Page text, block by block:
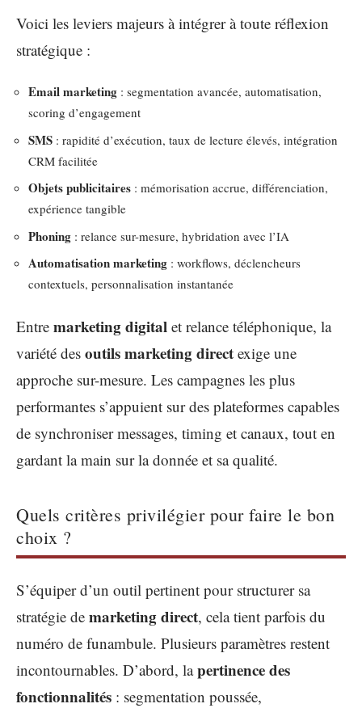
Voici les leviers majeurs à intégrer à toute réflexion
stratégique :
Email marketing : segmentation avancée, automatisation,
scoring d’engagement
SMS : rapidité d’exécution, taux de lecture élevés, intégration
CRM facilitée
Objets publicitaires : mémorisation accrue, différenciation,
expérience tangible
Phoning : relance sur-mesure, hybridation avec l’IA
Automatisation marketing : workflows, déclencheurs
contextuels, personnalisation instantanée
Entre marketing digital et relance téléphonique, la
variété des outils marketing direct exige une
approche sur-mesure. Les campagnes les plus
performantes s’appuient sur des plateformes capables
de synchroniser messages, timing et canaux, tout en
gardant la main sur la donnée et sa qualité.
Quels critères privilégier pour faire le bon
choix ?
S’équiper d’un outil pertinent pour structurer sa
stratégie de marketing direct, cela tient parfois du
numéro de funambule. Plusieurs paramètres restent
incontournables. D’abord, lapertinence des
fonctionnalités : segmentation poussée,